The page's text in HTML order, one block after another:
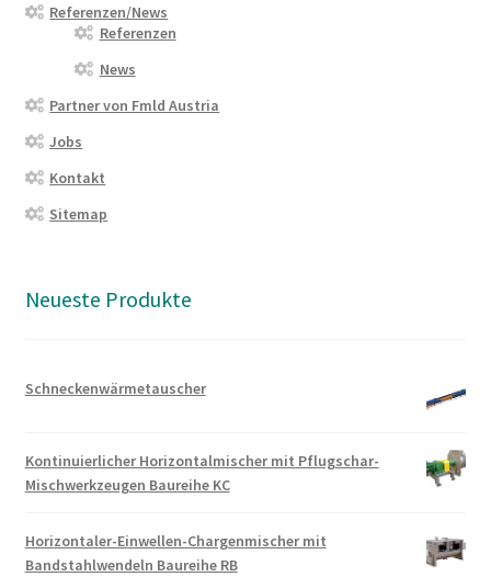
Referenzen/News
Referenzen
News
Partner von Fmld Austria
Jobs
Kontakt
Sitemap
Neueste Produkte
Schneckenwärmetauscher
Kontinuierlicher Horizontalmischer mit Pflugschar-
Mischwerkzeugen Baureihe KC
Horizontaler-Einwellen-Chargenmischer mit
Bandstahlwendeln Baureihe RB